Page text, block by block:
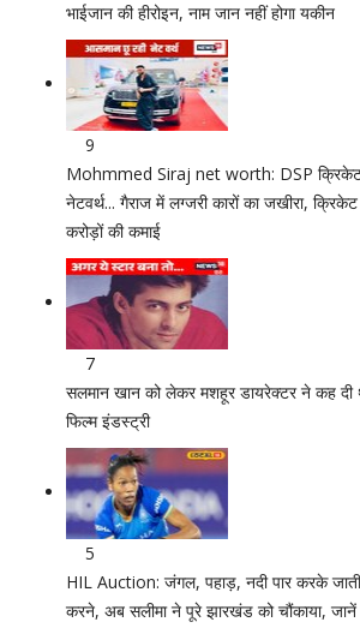
भाईजान की हीरोइन, नाम जान नहीं होगा यकीन
9
Mohmmed Siraj net worth: DSP क्रिकेटर
नेटवर्थ... गैराज में लग्जरी कारों का जखीरा,
करोड़ों की कमाई
7
सलमान खान को लेकर मशहूर डायरेक्टर ने कह दी
फिल्म इंडस्ट्री
5
HIL Auction: जंगल, पहाड़, नदी पार करके जाती
करने, अब सलीमा ने पूरे झारखंड को चौंकाया, जानें